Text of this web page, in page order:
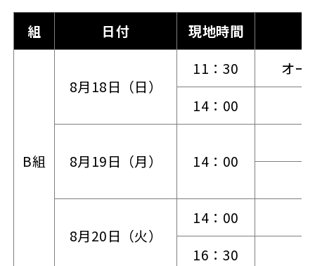
組 日付 現地時間
B組
8月18日（日）
11：30
オ
14：00
8月19日（月）
14：00
8月20日（火）
14：00
16：30